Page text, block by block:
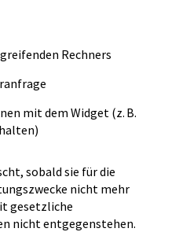
Rechners
mit dem Widget (z. B.
sobald sie für die
nicht mehr
gesetzliche
nicht entgegenstehen.